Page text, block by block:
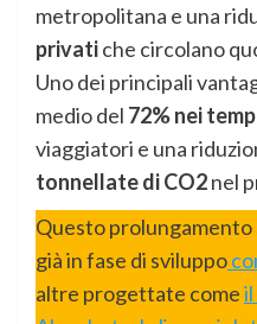
metropolitana e una
privatiche circolano
Uno dei principali
medio del 72% nei
viaggiatori e una
tonnellate di CO2nel
Questo prolungamento
già in fase di sviluppo
altre progettate come